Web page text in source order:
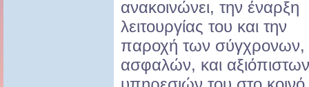
ανακοινώνει, την έναρξη
λειτουργίας του και την
παροχή των σύγχρονων,
ασφαλών, και αξιόπιστων